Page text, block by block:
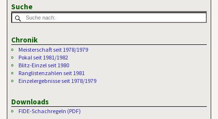
Suche
Chronik
Meisterschaft seit 1978/1979
Pokal seit 1981/1982
Blitz-Einzel seit 1980
Ranglistenzahlen seit 1981
Einzelergebnisse seit 1978/1979
Downloads
FIDE-Schachregeln (PDF)